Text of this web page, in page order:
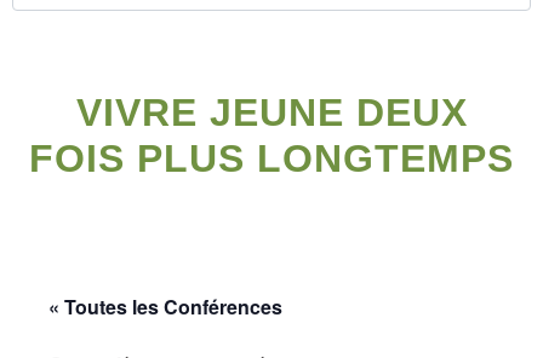
VIVRE JEUNE DEUX
FOIS PLUS LONGTEMPS
« Toutes les Conférences